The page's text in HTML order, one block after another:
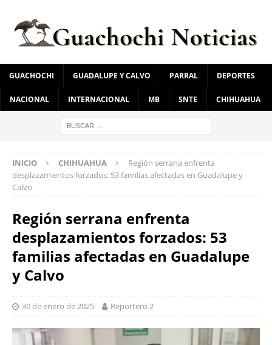
GUACHOCHI GUADALUPE Y CALVO PARRAL DEPORTES
NACIONAL INTERNACIONAL MB SNTE CHIHUAHUA
INICIO CHIHUAHUA
Región serrana enfrenta
desplazamientos forzados: 53 familias afectadas en Guadalupe y
Calvo
Región serrana enfrenta
desplazamientos forzados: 53
familias afectadas en Guadalupe
y Calvo
30 de enero de 2025 Reportero 2